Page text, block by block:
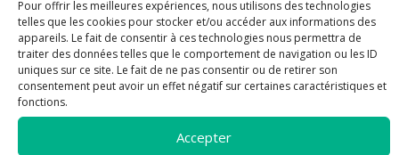
Pour offrir les meilleures expériences, nous utilisons des technologies
telles que les cookies pour stocker et/ou accéder aux informations des
appareils. Le fait de consentir à ces technologies nous permettra de
traiter des données telles que le comportement de navigation ou les ID
uniques sur ce site. Le fait de ne pas consentir ou de retirer son
consentement peut avoir un effet négatif sur certaines caractéristiques et
fonctions.
Accepter